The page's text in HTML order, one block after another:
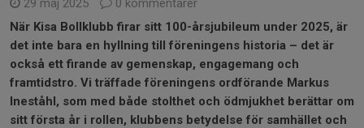
29 maj 2025
0 kommentarer
När Kisa Bollklubb firar sitt 100-årsjubileum under 2025, är
det inte bara en hyllning till föreningens historia – det är
också ett firande av gemenskap, engagemang och
framtidstro. Vi träffade föreningens ordförande Markus
Ineståhl, som med både stolthet och ödmjukhet berättar om
sitt första år i rollen, klubbens betydelse för samhället och